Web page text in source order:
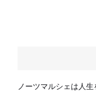
ノーツマルシェは人